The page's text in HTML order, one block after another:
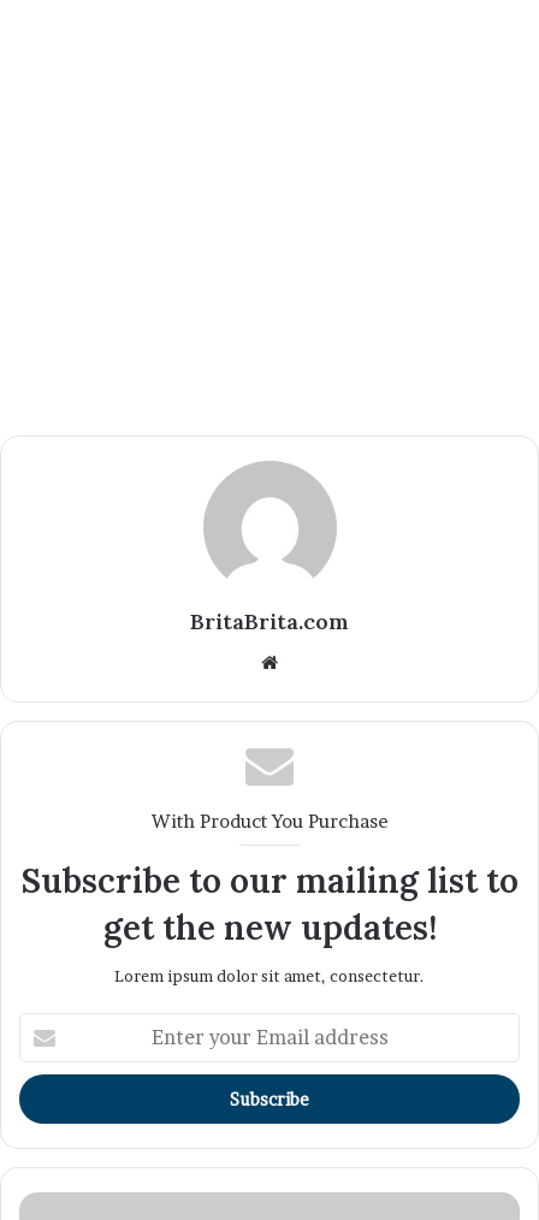
BritaBrita.com
With Product You Purchase
Subscribe to our mailing list to
get the new updates!
Lorem ipsum dolor sit amet, consectetur.
your
Email
address